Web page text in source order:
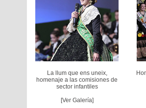
La llum que ens uneix,
homenaje a las comisiones de
sector infantiles
[Ver Galería]